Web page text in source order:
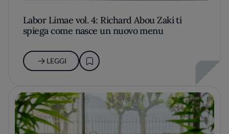
Labor Limae vol. 4: Richard Abou Zaki ti
spiega come nasce un nuovo menu
LEGGI